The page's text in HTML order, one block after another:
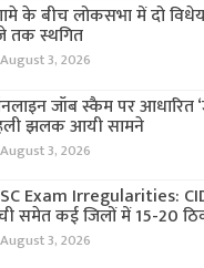
के बीच लोकसभा में दो
तक स्थगित
August 3, 2026
जॉब स्कैम पर आधारित
झलक आयी सामने
August 3, 2026
Exam Irregularities:
समेत कई जिलों में 15-20
August 3, 2026